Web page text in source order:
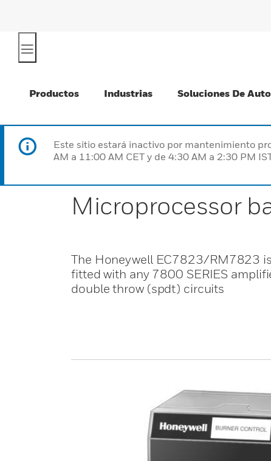
Productos Industrias Soluciones De
Este sitio estará inactivo por mantenimiento
AM a 11:00 AM CET y de 4:30 AM a 2:30 PM
Microprocessor
The Honeywell EC7823/RM7823
fitted with any 7800 SERIES
double throw (spdt) circuits